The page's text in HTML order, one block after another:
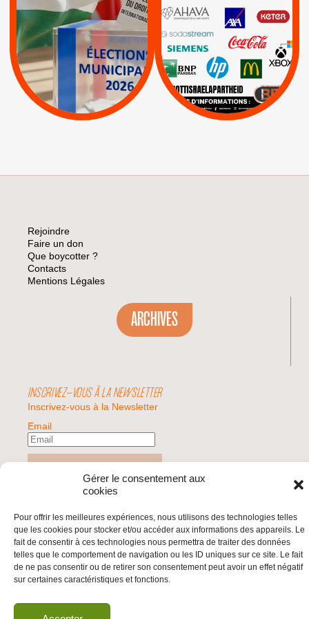
Gérer le consentement aux
cookies
Pour offrir les meilleures expériences, nous utilisons des technologies telles
que les cookies pour stocker et/ou accéder aux informations des appareils. Le
fait de consentir à ces technologies nous permettra de traiter des données
telles que le comportement de navigation ou les ID uniques sur ce site. Le fait
de ne pas consentir ou de retirer son consentement peut avoir un effet négatif
sur certaines caractéristiques et fonctions.
PALESTINE
APPELS | Actus |
Espaces Sans
Apartheid
| Lettres d'interpellation
Carrefour | HP |
Keter |
Livres et brochures |
Mehadrin | PUMA
Sodastream |
Visuels, tracts,
affiches,...
Rejoindre
Faire un don
Que boycotter ?
Contacts
Mentions Légales
ARCHIVES
INSCRIVEZ-VOUS À LA NEWSLETTER
Inscrivez-vous à la Newsletter
Email
© 2026 | BDS France | Boycott Désinvestissement Sanctions, la réponse
citoyenne et non-violente à l'impunité d'Israël |